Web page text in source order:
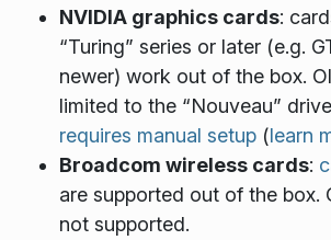
NVIDIA graphics cards:
“Turing” series or later (e.g.
newer) work out of the box.
limited to the “Nouveau”
requires manual setup (learn
Broadcom wireless cards:
are supported out of the box.
not supported.